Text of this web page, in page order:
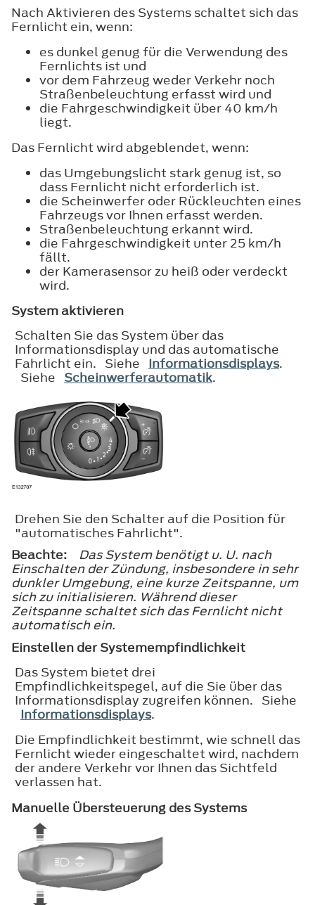
Nach Aktivieren des Systems schaltet sich das
Fernlicht ein, wenn:
es dunkel genug für die Verwendung des
Fernlichts ist und
vor dem Fahrzeug weder Verkehr noch
Straßenbeleuchtung erfasst wird und
die Fahrgeschwindigkeit über 40 km/h
liegt.
Das Fernlicht wird abgeblendet, wenn:
das Umgebungslicht stark genug ist, so
dass Fernlicht nicht erforderlich ist.
die Scheinwerfer oder Rückleuchten eines
Fahrzeugs vor Ihnen erfasst werden.
Straßenbeleuchtung erkannt wird.
die Fahrgeschwindigkeit unter 25 km/h
fällt.
der Kamerasensor zu heiß oder verdeckt
wird.
System aktivieren
Schalten Sie das System über das
Informationsdisplay und das automatische
Fahrlicht ein. Siehe Informationsdisplays.
Siehe Scheinwerferautomatik.
Drehen Sie den Schalter auf die Position für
"automatisches Fahrlicht".
Beachte:
Das System benötigt u. U. nach
Einschalten der Zündung, insbesondere in sehr
dunkler Umgebung, eine kurze Zeitspanne, um
sich zu initialisieren. Während dieser
Zeitspanne schaltet sich das Fernlicht nicht
automatisch ein.
Einstellen der Systemempfindlichkeit
Das System bietet drei
Empfindlichkeitspegel, auf die Sie über das
Informationsdisplay zugreifen können. Siehe
Informationsdisplays.
Die Empfindlichkeit bestimmt, wie schnell das
Fernlicht wieder eingeschaltet wird, nachdem
der andere Verkehr vor Ihnen das Sichtfeld
verlassen hat.
Manuelle Übersteuerung des Systems